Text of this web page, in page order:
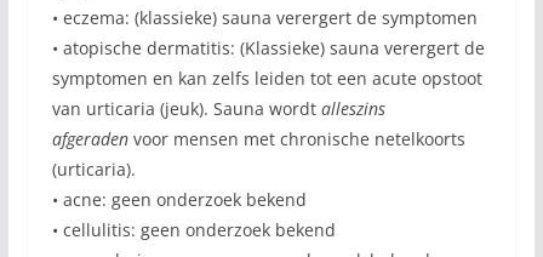
• eczema: (klassieke) sauna verergert de symptomen
• atopische dermatitis: (Klassieke) sauna verergert de
symptomen en kan zelfs leiden tot een acute opstoot
van urticaria (jeuk). Sauna wordt alleszins
afgeraden voor mensen met chronische netelkoorts
(urticaria).
• acne: geen onderzoek bekend
• cellulitis: geen onderzoek bekend